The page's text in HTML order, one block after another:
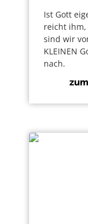
Ist Gott
reicht
sind wir
KLEINEN
nach.